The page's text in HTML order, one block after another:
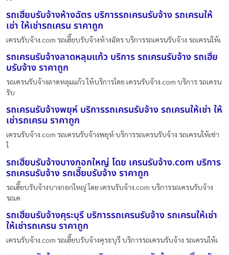
รถเฮี๊ยบรับจ้างห้างฉัตร บริการรถเครนรับจ้าง รถเครนให้
เช่า ให้เช่ารถเครน ราคาถูก
เครนรับจ้าง.com รถเฮี๊ยบรับจ้างห้างฉัตร บริการรถเครนรับจ้าง รถเครนให้เ
รถเครนรับจ้างลาดหลุมแก้ว บริการ รถเครนรับจ้าง รถเฮี๊ย
บรับจ้าง ราคาถูก
รถเครนรับจ้างลาดหลุมแก้ว ให้บริการโดย เครนรับจ้าง.com บริการ รถเครน
รับ
รถเครนรับจ้างพยุห์ บริการรถเครนรับจ้าง รถเครนให้เช่า ให้
เช่ารถเครน ราคาถูก
เครนรับจ้าง.com รถเครนรับจ้างพยุห์ บริการรถเครนรับจ้าง รถเครนให้เช่า
ใ
รถเฮี๊ยบรับจ้างบางกอกใหญ่ โดย เครนรับจ้าง.com บริการ
รถเครนรับจ้าง รถเฮี๊ยบรับจ้าง ราคาถูก
รถเฮี๊ยบรับจ้างบางกอกใหญ่ โดย เครนรับจ้าง.com บริการรถเครนรับจ้าง
รถเค
รถเฮี๊ยบรับจ้างคุระบุรี บริการรถเครนรับจ้าง รถเครนให้เช่า
ให้เช่ารถเครน ราคาถูก
เครนรับจ้าง.com รถเฮี๊ยบรับจ้างคุระบุรี บริการรถเครนรับจ้าง รถเครนให้เ